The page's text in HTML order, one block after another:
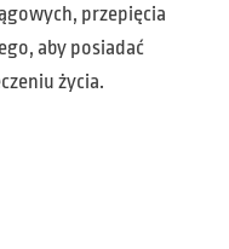
przepięcia
aby posiadać
życia.